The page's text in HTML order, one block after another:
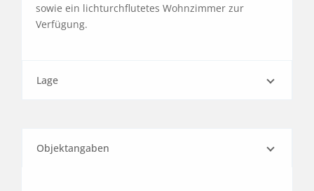
sowie ein lichturchflutetes Wohnzimmer zur
Verfügung.
Lage
Objektangaben